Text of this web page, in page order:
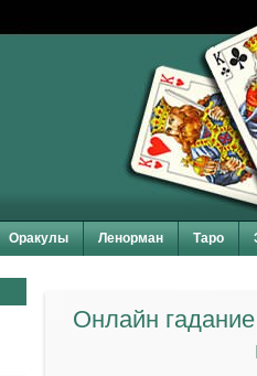
Оракулы Ленорман Таро
Онлайн